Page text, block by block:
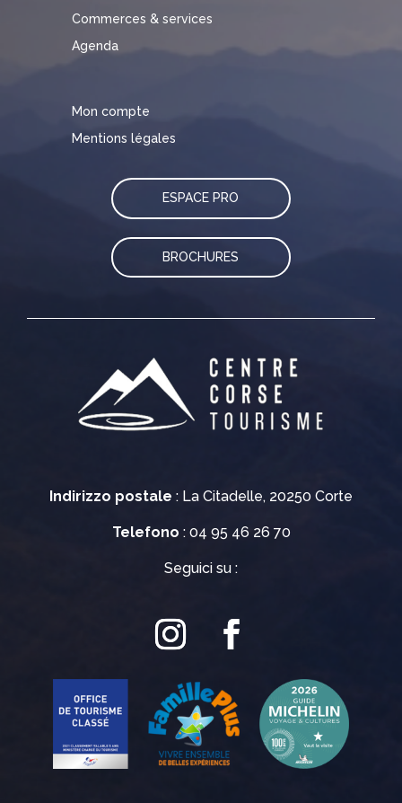
Indirizzo postale : La Citadelle, 20250 Corte
Telefono : 04 95 46 26 70
Seguici su :
Commerces & services
Agenda
Mon compte
Mentions légales
ESPACE PRO
BROCHURES